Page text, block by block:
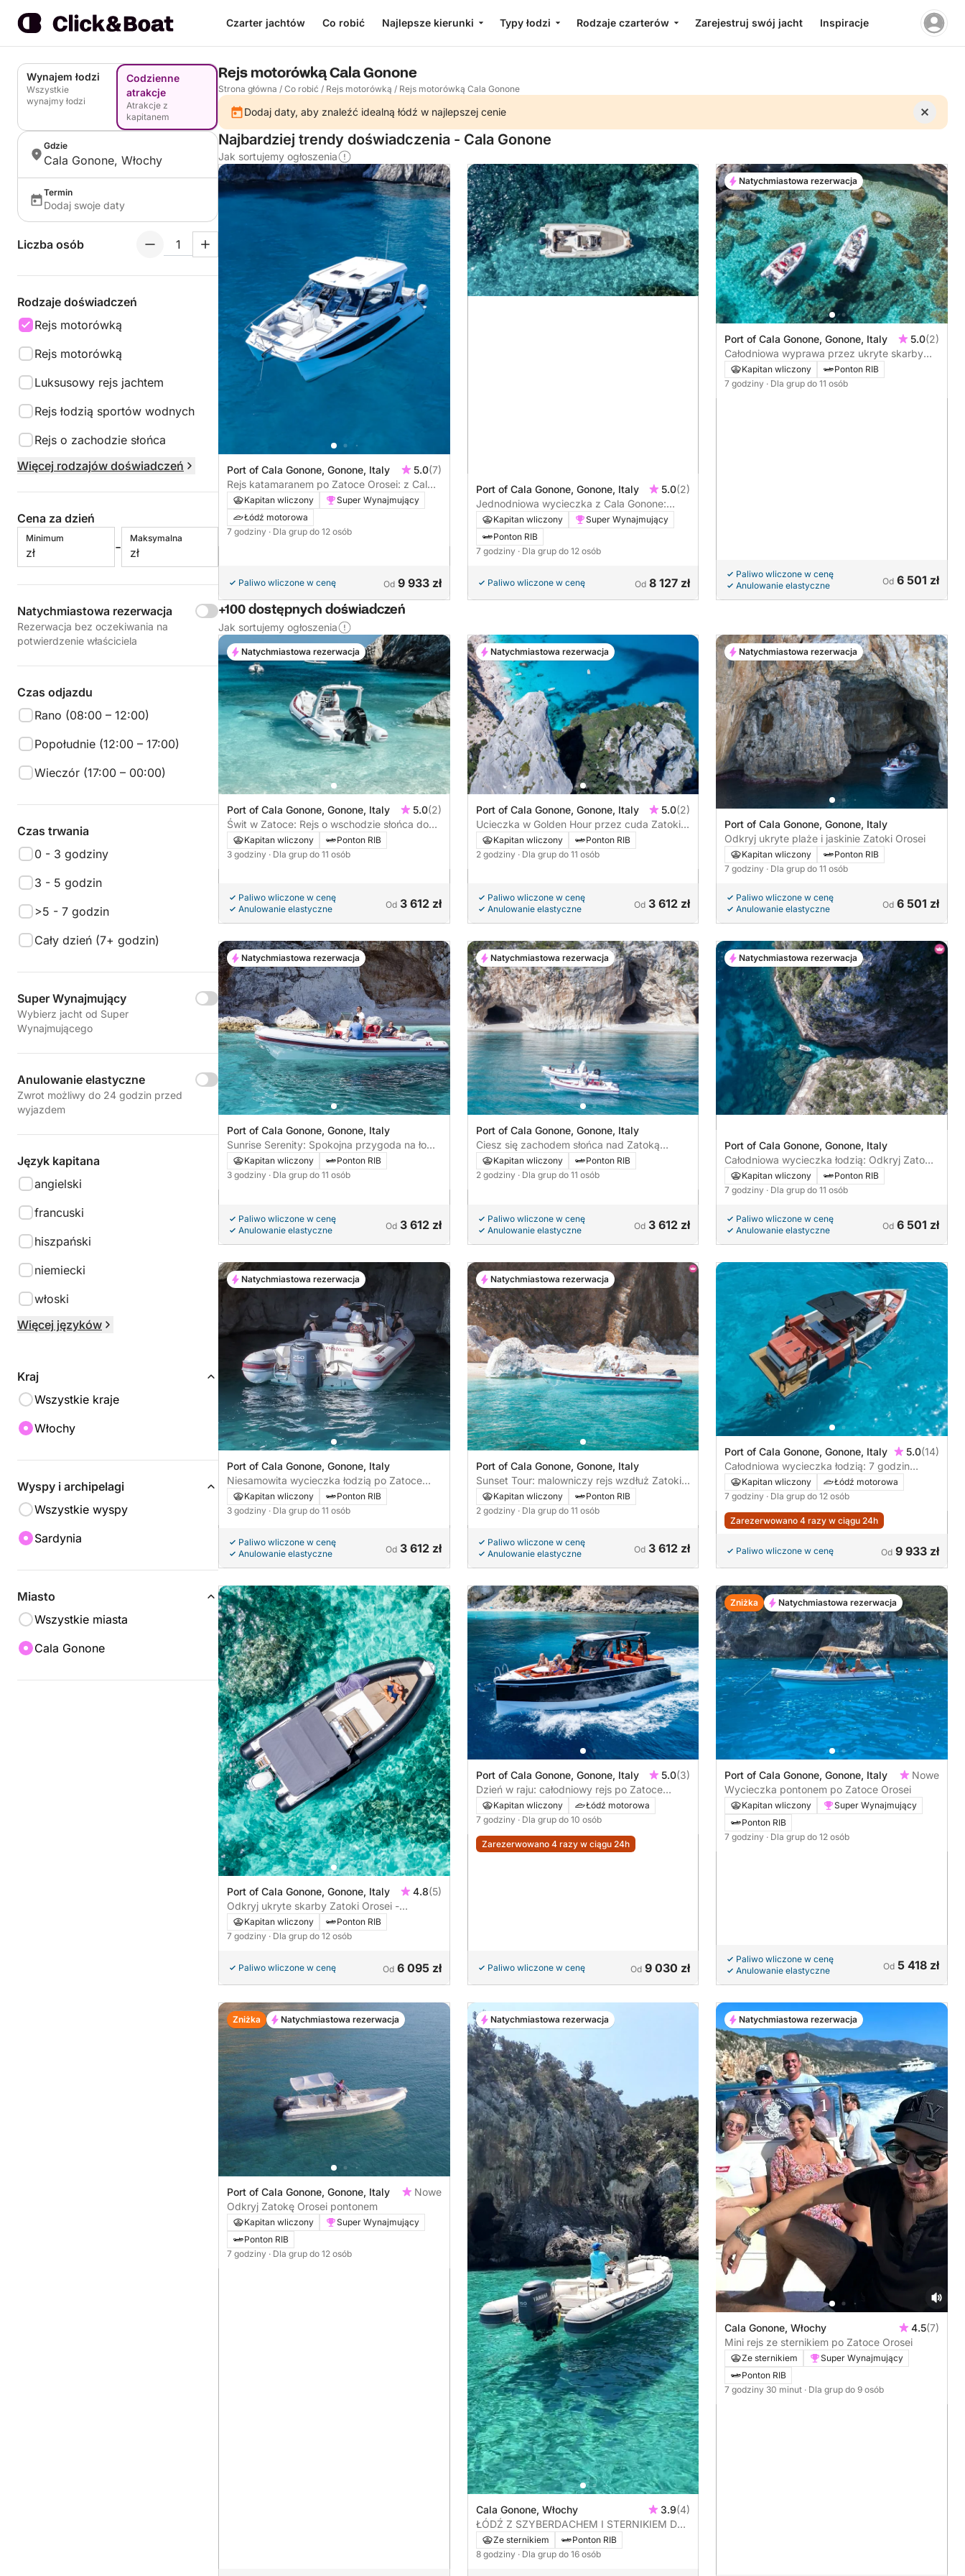
Czarter jachtów Co robić Najlepsze kierunki Typy łodzi Rodzaje czarterów Zarejestruj swój jacht Inspiracje
Wynajem łodzi
Wszystkie
wynajmy łodzi
Codzienne
atrakcje
Atrakcje z
kapitanem
Gdzie
Cala Gonone, Włochy
Termin
Dodaj swoje daty
Liczba osób
Rodzaje doświadczeń
Rejs motorówką
Rejs motorówką
Luksusowy rejs jachtem
Rejs łodzią sportów wodnych
Rejs o zachodzie słońca
Więcej rodzajów doświadczeń
Cena za dzień
Minimum
zł -
Maksymalna
zł
Natychmiastowa rezerwacja
Rezerwacja bez oczekiwania na
potwierdzenie właściciela
Czas odjazdu
Rano (08:00 – 12:00)
Popołudnie (12:00 – 17:00)
Wieczór (17:00 – 00:00)
Czas trwania
0 - 3 godziny
3 - 5 godzin
>5 - 7 godzin
Cały dzień (7+ godzin)
Super Wynajmujący
Wybierz jacht od Super
Wynajmującego
Anulowanie elastyczne
Zwrot możliwy do 24 godzin przed
wyjazdem
Język kapitana
angielski
francuski
hiszpański
niemiecki
włoski
Więcej języków
Kraj
Wszystkie kraje
Włochy
Wyspy i archipelagi
Wszystkie wyspy
Sardynia
Miasto
Wszystkie miasta
Cala Gonone
Rejs motorówką Cala Gonone
Strona główna / Co robić / Rejs motorówką / Rejs motorówką Cala Gonone
Dodaj daty, aby znaleźć idealną łódź w najlepszej cenie
Najbardziej trendy doświadczenia - Cala Gonone
Jak sortujemy ogłoszenia
Port of Cala Gonone, Gonone, Italy 5.0(7)
Rejs katamaranem po Zatoce Orosei: z Cala
Gonone
Kapitan wliczony
Super Wynajmujący
Łódź motorowa
7 godziny · Dla grup do 12 osób
Paliwo wliczone w cenę Od 9 933 zł
Port of Cala Gonone, Gonone, Italy 5.0(2)
Jednodniowa wycieczka z Cala Gonone:
pływanie po falach Sardynii
Kapitan wliczony
Super Wynajmujący
Ponton RIB
7 godziny · Dla grup do 12 osób
Paliwo wliczone w cenę Od 8 127 zł
Port of Cala Gonone, Gonone, Italy 5.0(2)
Całodniowa wyprawa przez ukryte skarby
Zatoki Orosei
Kapitan wliczony
Ponton RIB
7 godziny · Dla grup do 11 osób
Paliwo wliczone w cenę
Anulowanie elastyczne
Od 6 501 zł
Natychmiastowa rezerwacja
+100 dostępnych doświadczeń
Jak sortujemy ogłoszenia
Port of Cala Gonone, Gonone, Italy 5.0(2)
Świt w Zatoce: Rejs o wschodzie słońca do
tajnych brzegów Sardynii
Kapitan wliczony
Ponton RIB
3 godziny · Dla grup do 11 osób
Paliwo wliczone w cenę
Anulowanie elastyczne
Od 3 612 zł
Natychmiastowa rezerwacja
Port of Cala Gonone, Gonone, Italy 5.0(2)
Ucieczka w Golden Hour przez cuda Zatoki
OroseiKapitan wliczony
Ponton RIB
2 godziny · Dla grup do 11 osób
Paliwo wliczone w cenę
Anulowanie elastyczne
Od 3 612 zł
Natychmiastowa rezerwacja
Port of Cala Gonone, Gonone, Italy
Odkryj ukryte plaże i jaskinie Zatoki Orosei
Kapitan wliczony
Ponton RIB
7 godziny · Dla grup do 11 osób
Paliwo wliczone w cenę
Anulowanie elastyczne
Od 6 501 zł
Natychmiastowa rezerwacja
Port of Cala Gonone, Gonone, Italy
Sunrise Serenity: Spokojna przygoda na łodzi
w Zatoce Orosei
Kapitan wliczony
Ponton RIB
3 godziny · Dla grup do 11 osób
Paliwo wliczone w cenę
Anulowanie elastyczne
Od 3 612 zł
Natychmiastowa rezerwacja
Port of Cala Gonone, Gonone, Italy
Ciesz się zachodem słońca nad Zatoką
OroseiKapitan wliczony
Ponton RIB
2 godziny · Dla grup do 11 osób
Paliwo wliczone w cenę
Anulowanie elastyczne
Od 3 612 zł
Natychmiastowa rezerwacja
Port of Cala Gonone, Gonone, Italy
Całodniowa wycieczka łodzią: Odkryj Zatokę
OroseiKapitan wliczony
Ponton RIB
7 godziny · Dla grup do 11 osób
Paliwo wliczone w cenę
Anulowanie elastyczne
Od 6 501 zł
Natychmiastowa rezerwacja
Port of Cala Gonone, Gonone, Italy
Niesamowita wycieczka łodzią po Zatoce
OroseiKapitan wliczony
Ponton RIB
3 godziny · Dla grup do 11 osób
Paliwo wliczone w cenę
Anulowanie elastyczne
Od 3 612 zł
Natychmiastowa rezerwacja
Port of Cala Gonone, Gonone, Italy
Sunset Tour: malowniczy rejs wzdłuż Zatoki
OroseiKapitan wliczony
Ponton RIB
2 godziny · Dla grup do 11 osób
Paliwo wliczone w cenę
Anulowanie elastyczne
Od 3 612 zł
Natychmiastowa rezerwacja
Port of Cala Gonone, Gonone, Italy 5.0(14)
Całodniowa wycieczka łodzią: 7 godzin
czystej błogości w Zatoce Orosei (D34)
Kapitan wliczony
Łódź motorowa
7 godziny · Dla grup do 12 osób
Zarezerwowano 4 razy w ciągu 24h
Paliwo wliczone w cenę Od 9 933 zł
Port of Cala Gonone, Gonone, Italy 4.8(5)
Odkryj ukryte skarby Zatoki Orosei -
całodniowa wycieczka (CLUBMAN24)
Kapitan wliczony
Ponton RIB
7 godziny · Dla grup do 12 osób
Paliwo wliczone w cenę Od 6 095 zł
Port of Cala Gonone, Gonone, Italy 5.0(3)
Dzień w raju: całodniowy rejs po Zatoce
Orosei (D29)
Kapitan wliczony
Łódź motorowa
7 godziny · Dla grup do 10 osób
Zarezerwowano 4 razy w ciągu 24h
Paliwo wliczone w cenę Od 9 030 zł
Port of Cala Gonone, Gonone, Italy
Nowe
Wycieczka pontonem po Zatoce Orosei
Kapitan wliczony
Super Wynajmujący
Ponton RIB
7 godziny · Dla grup do 12 osób
Paliwo wliczone w cenę
Anulowanie elastyczne
Od 5 418 zł
Zniżka Natychmiastowa rezerwacja
Port of Cala Gonone, Gonone, Italy
Nowe
Odkryj Zatokę Orosei pontonem
Kapitan wliczony
Super Wynajmujący
Ponton RIB
7 godziny · Dla grup do 12 osób
Zniżka Natychmiastowa rezerwacja
Cala Gonone, Włochy 3.9(4)
ŁÓDŹ Z SZYBERDACHEM I STERNIKIEM DO
ZWIEDZANIA GOLFO DI OROSEI
Ze sternikiem
Ponton RIB
8 godziny · Dla grup do 16 osób
Natychmiastowa rezerwacja
Cala Gonone, Włochy 4.5(7)
Mini rejs ze sternikiem po Zatoce Orosei
Ze sternikiem
Super Wynajmujący
Ponton RIB
7 godziny 30 minut · Dla grup do 9 osób
Natychmiastowa rezerwacja